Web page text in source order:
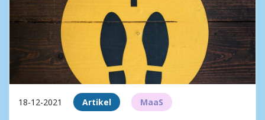
18-12-2021 Artikel MaaS